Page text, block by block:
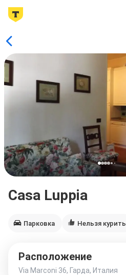
Casa Luppia
Парковка Нельзя курить
Расположение
Via Marconi 36, Гарда, Италия